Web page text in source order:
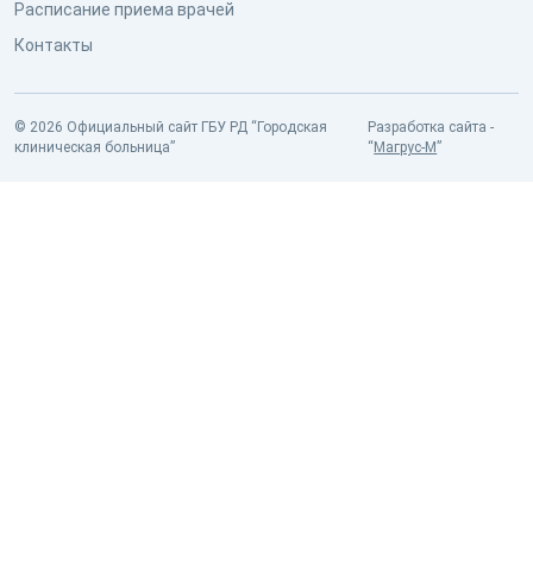
Расписание приема врачей
Контакты
© 2026 Официальный сайт ГБУ РД “Городская
клиническая больница”
Разработка сайта -
“ Магрус-М”